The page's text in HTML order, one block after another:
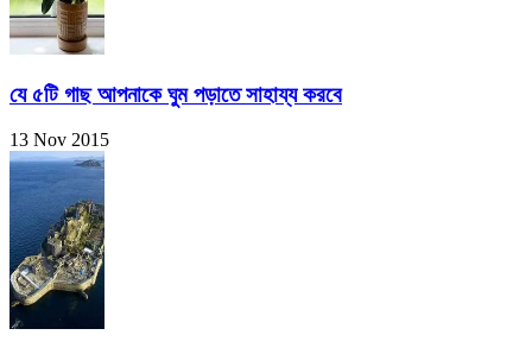
যে ৫টি গাছ আপনাকে ঘুম পড়াতে সাহায্য করবে
13 Nov 2015